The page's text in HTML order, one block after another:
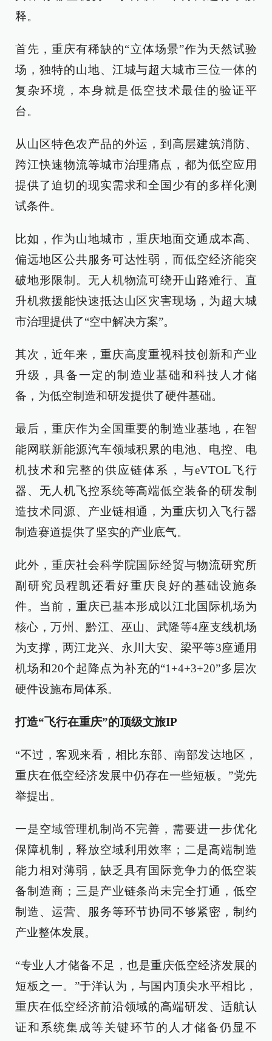
释。
首先，重庆有稀缺的“立体场景”作为天然试验
场，独特的山地、江城与超大城市三位一体的
复杂环境，本身就是低空技术最佳的验证平
台。
从山区特色农产品的外运，到高层建筑消防、
跨江快速物流等城市治理痛点，都为低空应用
提供了迫切的现实需求和全国少有的多样化测
试条件。
比如，作为山地城市，重庆地面交通成本高、
偏远地区公共服务可达性弱，而低空经济能突
破地形限制。无人机物流可绕开山路难行、直
升机救援能快速抵达山区灾害现场，为超大城
市治理提供了“空中解决方案”。
其次，近年来，重庆高度重视科技创新和产业
升级，具备一定的制造业基础和科技人才储
备，为低空制造和研发提供了硬件基础。
最后，重庆作为全国重要的制造业基地，在智
能网联新能源汽车领域积累的电池、电控、电
机技术和完整的供应链体系，与eVTOL飞行
器、无人机飞控系统等高端低空装备的研发制
造技术同源、产业链相通，为重庆切入飞行器
制造赛道提供了坚实的产业底气。
此外，重庆社会科学院国际经贸与物流研究所
副研究员程凯还看好重庆良好的基础设施条
件。当前，重庆已基本形成以江北国际机场为
核心，万州、黔江、巫山、武隆等4座支线机场
为支撑，两江龙兴、永川大安、梁平等3座通用
机场和20个起降点为补充的“1+4+3+20”多层次
硬件设施布局体系。
打造“飞行在重庆”的顶级文旅IP
“不过，客观来看，相比东部、南部发达地区，
重庆在低空经济发展中仍存在一些短板。”党先
举提出。
一是空域管理机制尚不完善，需要进一步优化
保障机制，释放空域利用效率；二是高端制造
能力相对薄弱，缺乏具有国际竞争力的低空装
备制造商；三是产业链条尚未完全打通，低空
制造、运营、服务等环节协同不够紧密，制约
产业整体发展。
“专业人才储备不足，也是重庆低空经济发展的
短板之一。”于洋认为，与国内顶尖水平相比，
重庆在低空经济前沿领域的高端研发、适航认
证和系统集成等关键环节的人才储备仍显不